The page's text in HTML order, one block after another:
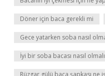
Döner için baca gerekli mi
Gece yatarken soba nasıl
İyi bir soba bacası nasıl olmalı
Rüzgar gülü baca şapkası ne